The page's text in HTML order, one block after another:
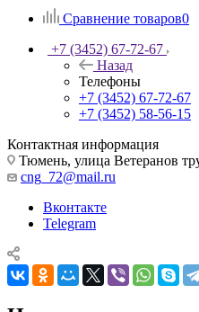
Сравнение товаров0
+7 (3452) 67-72-67
Назад
Телефоны
+7 (3452) 67-72-67
+7 (3452) 58-56-15
Контактная информация
Тюмень, улица Ветеранов
cng_72@mail.ru
Вконтакте
Telegram